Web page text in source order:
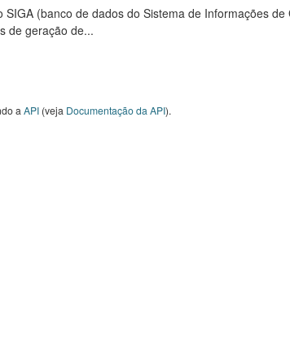
(banco de dados do Sistema de Informações
de geração de...
a API(veja Documentação da API).